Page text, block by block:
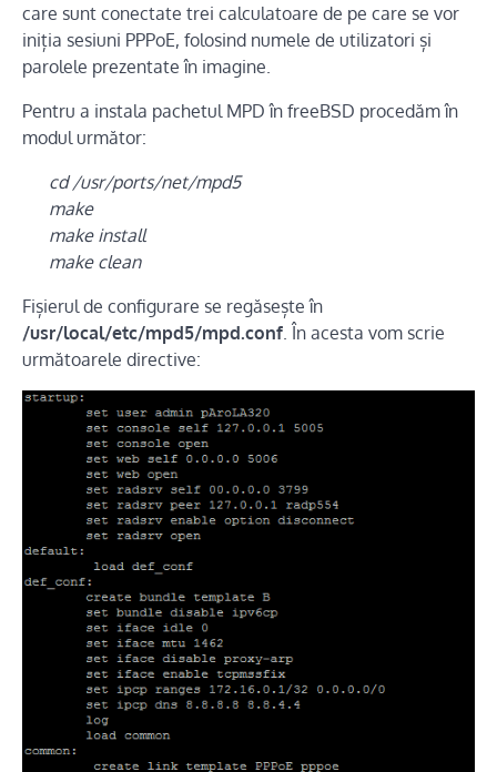
care sunt conectate trei calculatoare de pe care se vor
iniția sesiuni PPPoE, folosind numele de utilizatori și
parolele prezentate în imagine.
Pentru a instala pachetul MPD în freeBSD procedăm în
modul următor:
cd /usr/ports/net/mpd5
make
make install
make clean
Fișierul de configurare se regăsește în
/usr/local/etc/mpd5/mpd.conf . În acesta vom scrie
următoarele directive: